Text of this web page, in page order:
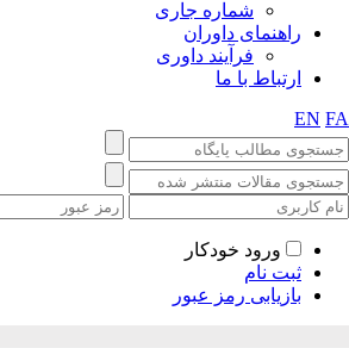
شماره جاری
راهنمای داوران
فرآیند داوری
ارتباط با ما
EN FA
ورود خودکار
ثبت نام
بازیابی رمز عبور